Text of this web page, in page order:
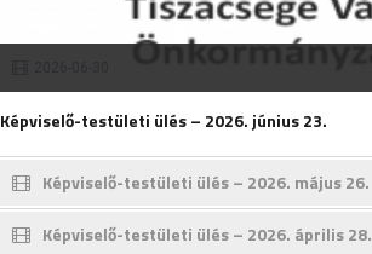
Képviselő-testületi ülés – 2026. június 23.
Képviselő-testületi ülés – 2026. május 26.
Képviselő-testületi ülés – 2026. április 28.